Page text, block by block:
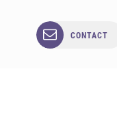
CONTACT